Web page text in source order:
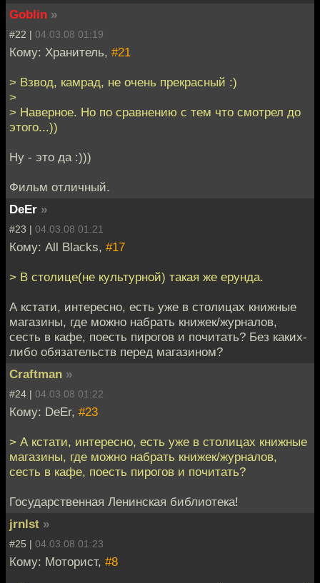
Goblin »
#22 | 04.03.08 01:19
Кому: Хранитель, #21
> Взвод, камрад, не очень прекрасный :)
>
> Наверное. Но по сравнению с тем что смотрел до
этого...))
Ну - это да :)))
Фильм отличный.
DeEr »
#23 | 04.03.08 01:21
Кому: All Blacks, #17
> В столице(не культурной) такая же ерунда.
А кстати, интересно, есть уже в столицах книжные
магазины, где можно набрать книжек/журналов,
сесть в кафе, поесть пирогов и почитать? Без каких-
либо обязательств перед магазином?
Craftman »
#24 | 04.03.08 01:22
Кому: DeEr, #23
> А кстати, интересно, есть уже в столицах книжные
магазины, где можно набрать книжек/журналов,
сесть в кафе, поесть пирогов и почитать?
Государственная Ленинская библиотека!
jrnlst »
#25 | 04.03.08 01:23
Кому: Моторист, #8